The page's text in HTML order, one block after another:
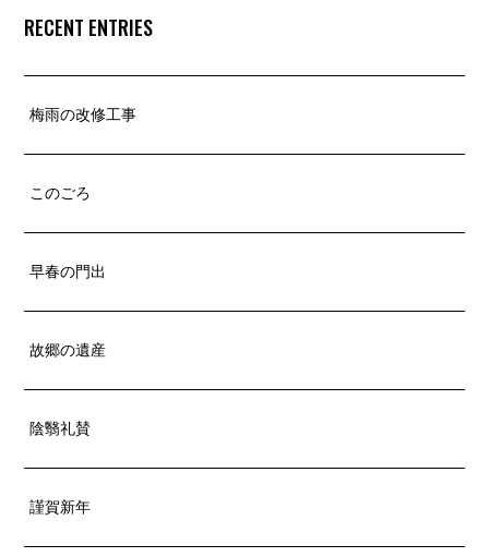
RECENT ENTRIES
梅雨の改修工事
このごろ
早春の門出
故郷の遺産
陰翳礼賛
謹賀新年